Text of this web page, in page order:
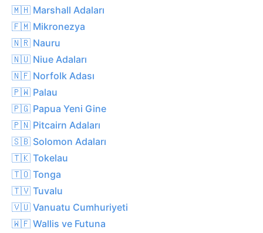
🇲🇭 Marshall Adaları
🇫🇲 Mikronezya
🇳🇷 Nauru
🇳🇺 Niue Adaları
🇳🇫 Norfolk Adası
🇵🇼 Palau
🇵🇬 Papua Yeni Gine
🇵🇳 Pitcairn Adaları
🇸🇧 Solomon Adaları
🇹🇰 Tokelau
🇹🇴 Tonga
🇹🇻 Tuvalu
🇻🇺 Vanuatu Cumhuriyeti
🇼🇫 Wallis ve Futuna